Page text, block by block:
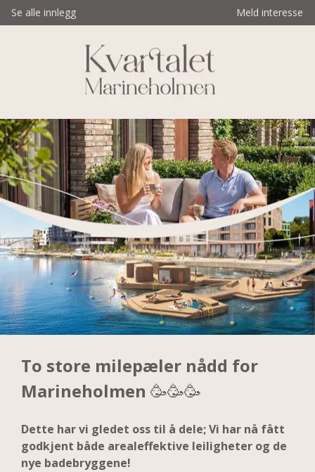
Se alle innlegg Meld interesse
To store milepæler nådd for
Marineholmen 🥳🥳🥳
Dette har vi gledet oss til å dele; Vi har nå fått
godkjent både arealeffektive leiligheter og de
nye badebryggene!